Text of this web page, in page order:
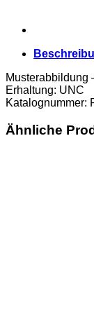
Musterabbildung
Erhaltung: UNC
Katalognummer:
Ähnliche